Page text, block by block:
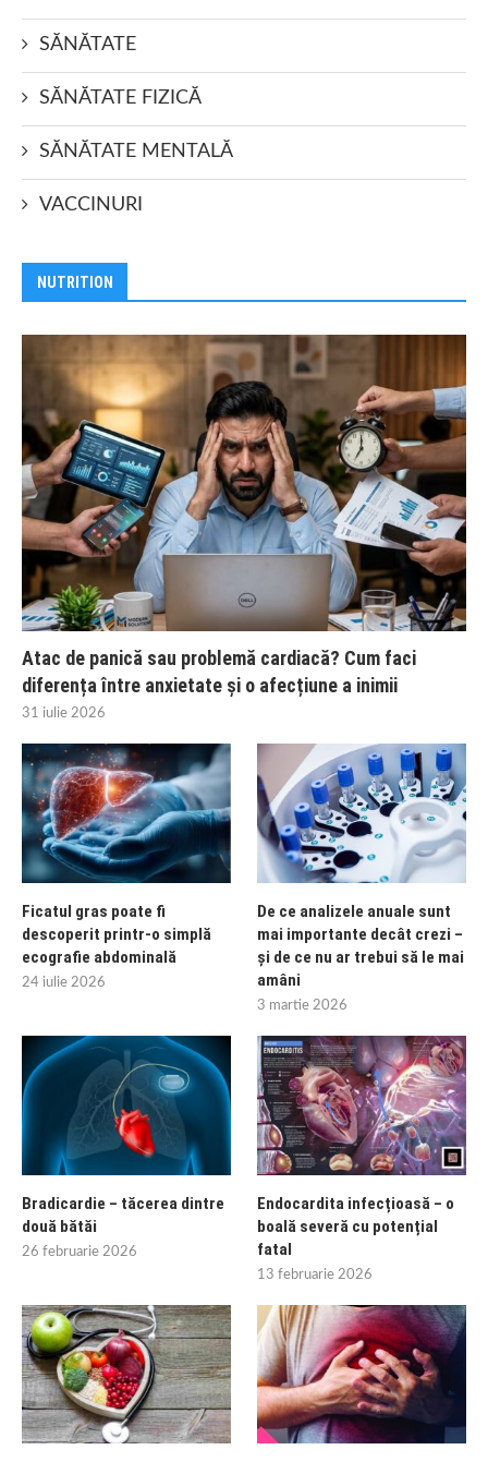
SĂNĂTATE
SĂNĂTATE FIZICĂ
SĂNĂTATE MENTALĂ
VACCINURI
NUTRITION
Atac de panică sau problemă cardiacă? Cum faci
diferența între anxietate și o afecțiune a inimii
31 iulie 2026
Ficatul gras poate fi
descoperit printr-o simplă
ecografie abdominală
24 iulie 2026
De ce analizele anuale sunt
mai importante decât crezi –
și de ce nu ar trebui să le mai
amâni
3 martie 2026
Bradicardie – tăcerea dintre
două bătăi
26 februarie 2026
Endocardita infecțioasă – o
boală severă cu potențial
fatal
13 februarie 2026